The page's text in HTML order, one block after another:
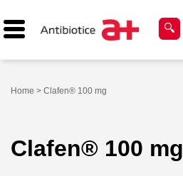
Home > Clafen® 100 mg
Clafen® 100 mg